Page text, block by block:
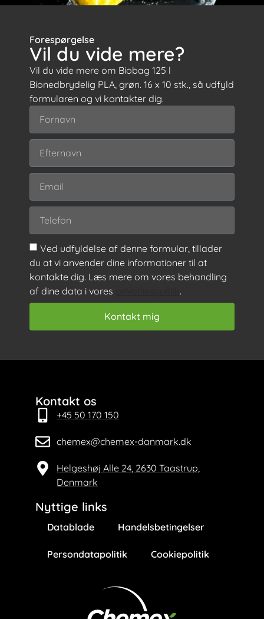
Forespørgelse
Vil du vide mere?
Vil du vide mere om Biobag 125 l
Bionedbrydelig PLA, grøn. 16 x 10 stk., så udfyld
formularen og vi kontakter dig.
Ved udfyldelse af denne formular, tillader
du at vi anvender dine informationer til at
kontakte dig. Læs mere om vores behandling
af dine data i vores
.
Kontakt mig
Kontakt os
+45 50 170 150
chemex@chemex-danmark.dk
Helgeshøj Alle 24, 2630 Taastrup,
Denmark
Nyttige links
Datablade Handelsbetingelser
Persondatapolitik Cookiepolitik